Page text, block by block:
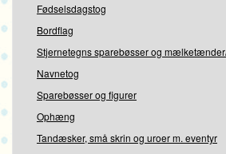
Fødselsdagstog
Bordflag
Stjernetegns sparebøsser og
Navnetog
Sparebøsser og figurer
Ophæng
Tandæsker, små skrin og uroer m. eventyr